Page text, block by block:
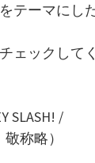
テーマにし
ェックして
SLASH! /
称略）